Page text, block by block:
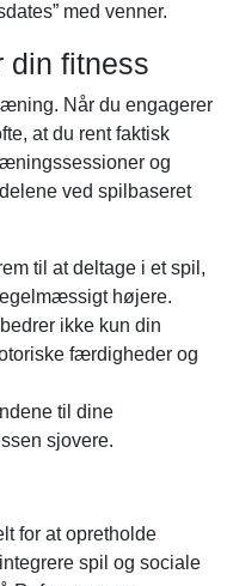
med venner.
din fitness
Når du engagerer
at du rent faktisk
og
ved spilbaseret
til at deltage i et spil,
højere.
ikke kun din
færdigheder og
til dine
sjovere.
for at opretholde
spil og sociale